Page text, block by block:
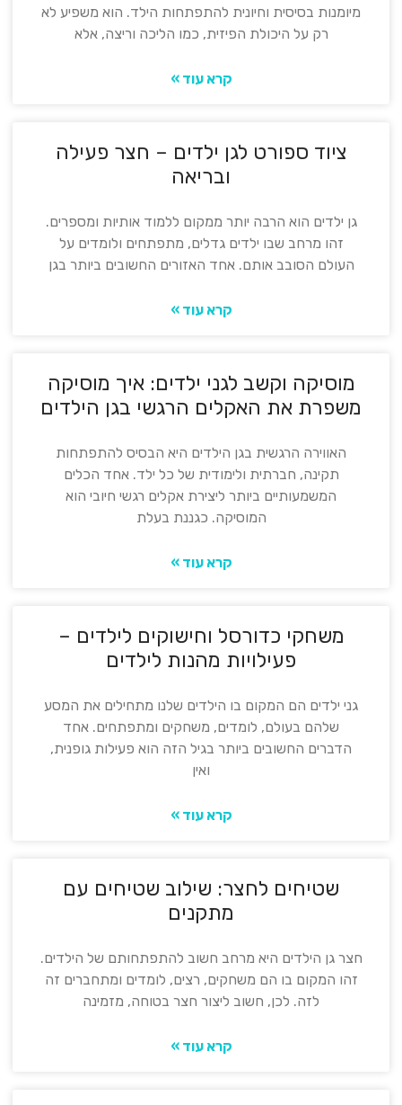
מיומנות בסיסית וחיונית להתפתחות הילד. הוא משפיע לא
רק על היכולת הפיזית, כמו הליכה וריצה, אלא
קרא עוד »
ציוד ספורט לגן ילדים – חצר פעילה
ובריאה
גן ילדים הוא הרבה יותר ממקום ללמוד אותיות ומספרים.
זהו מרחב שבו ילדים גדלים, מתפתחים ולומדים על
העולם הסובב אותם. אחד האזורים החשובים ביותר בגן
קרא עוד »
מוסיקה וקשב לגני ילדים: איך מוסיקה
משפרת את האקלים הרגשי בגן הילדים
האווירה הרגשית בגן הילדים היא הבסיס להתפתחות
תקינה, חברתית ולימודית של כל ילד. אחד הכלים
המשמעותיים ביותר ליצירת אקלים רגשי חיובי הוא
המוסיקה. כגננת בעלת
קרא עוד »
משחקי כדורסל וחישוקים לילדים –
פעילויות מהנות לילדים
גני ילדים הם המקום בו הילדים שלנו מתחילים את המסע
שלהם בעולם, לומדים, משחקים ומתפתחים. אחד
הדברים החשובים ביותר בגיל הזה הוא פעילות גופנית,
ואין
קרא עוד »
שטיחים לחצר: שילוב שטיחים עם
מתקנים
חצר גן הילדים היא מרחב חשוב להתפתחותם של הילדים.
זהו המקום בו הם משחקים, רצים, לומדים ומתחברים זה
לזה. לכן, חשוב ליצור חצר בטוחה, מזמינה
קרא עוד »